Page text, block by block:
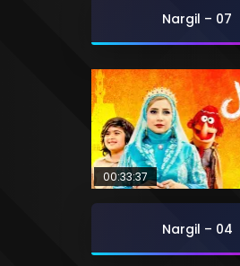
Nargil – 07
00:33:37
Nargil – 04